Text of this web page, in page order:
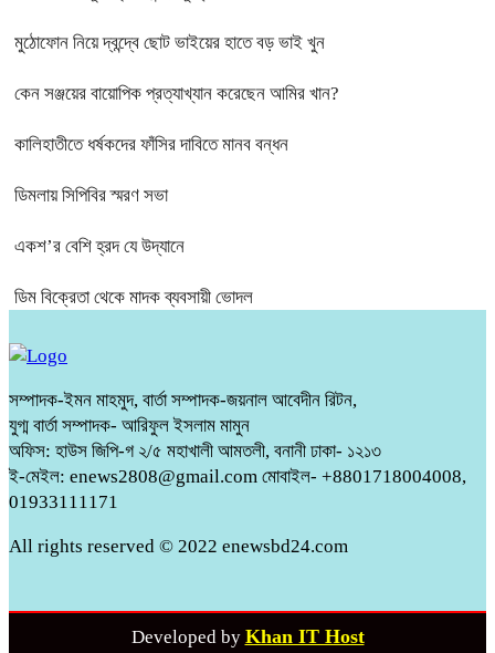
মুঠোফোন নিয়ে দ্বন্দ্বে ছোট ভাইয়ের হাতে বড় ভাই খুন
কেন সঞ্জয়ের বায়োপিক প্রত্যাখ্যান করেছেন আমির খান?
কালিহাতীতে ধর্ষকদের ফাঁসির দাবিতে মানব বন্ধন
ডিমলায় সিপিবির স্মরণ সভা
একশ’র বেশি হ্রদ যে উদ্যানে
ডিম বিক্রেতা থেকে মাদক ব্যবসায়ী ভোদল
সম্পাদক-ইমন মাহমুদ, বার্তা সম্পাদক-জয়নাল আবেদীন রিটন,
যুগ্ম বার্তা সম্পাদক- আরিফুল ইসলাম মামুন
অফিস: হাউস জিপি-গ ২/৫ মহাখালী আমতলী, বনানী ঢাকা- ১২১৩
ই-মেইল: enews2808@gmail.com মোবাইল- +8801718004008,
01933111171
All rights reserved © 2022 enewsbd24.com
Developed by Khan IT Host